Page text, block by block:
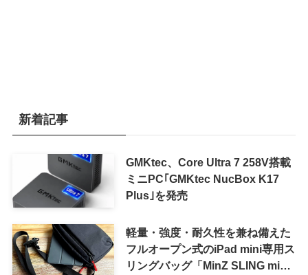
新着記事
GMKtec、Core Ultra 7 258V搭載
ミニPC｢GMKtec NucBox K17
Plus｣を発売
軽量・強度・耐久性を兼ね備えた
フルオープン式のiPad mini専用ス
リングバッグ「MinZ SLING mini